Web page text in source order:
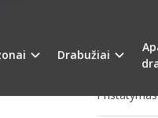
DrabužiaiTurimas